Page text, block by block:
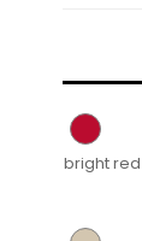
bright red